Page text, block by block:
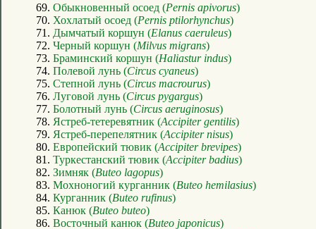
69. Обыкновенный осоед (Pernis apivorus)
70. Хохлатый осоед (Pernis ptilorhynchus)
71. Дымчатый коршун (Elanus caeruleus)
72. Черный коршун (Milvus migrans)
73. Браминский коршун (Haliastur indus)
74. Полевой лунь (Circus cyaneus)
75. Степной лунь (Circus macrourus)
76. Луговой лунь (Circus pygargus)
77. Болотный лунь (Circus aeruginosus)
78. Ястреб-тетеревятник (Accipiter gentilis)
79. Ястреб-перепелятник (Accipiter nisus)
80. Европейский тювик (Accipiter brevipes)
81. Туркестанский тювик (Accipiter badius)
82. Зимняк (Buteo lagopus)
83. Мохноногий курганник (Buteo hemilasius)
84. Курганник (Buteo rufinus)
85. Канюк (Buteo buteo)
86. Восточный канюк (Buteo japonicus)